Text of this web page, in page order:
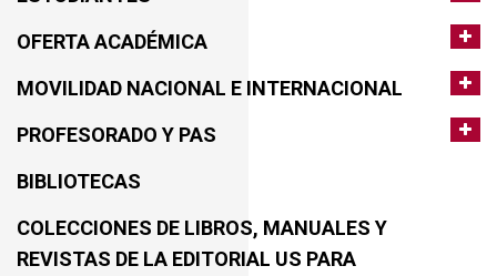
OFERTA ACADÉMICA
MOVILIDAD NACIONAL E INTERNACIONAL
PROFESORADO Y PAS
BIBLIOTECAS
COLECCIONES DE LIBROS, MANUALES Y
REVISTAS DE LA EDITORIAL US PARA